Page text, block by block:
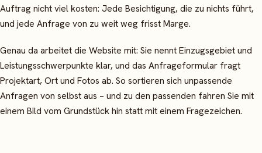
Auftrag nicht viel kosten: Jede Besichtigung, die zu nichts führt,
und jede Anfrage von zu weit weg frisst Marge.
Genau da arbeitet die Website mit: Sie nennt Einzugsgebiet und
Leistungsschwerpunkte klar, und das Anfrageformular fragt
Projektart, Ort und Fotos ab. So sortieren sich unpassende
Anfragen von selbst aus – und zu den passenden fahren Sie mit
einem Bild vom Grundstück hin statt mit einem Fragezeichen.